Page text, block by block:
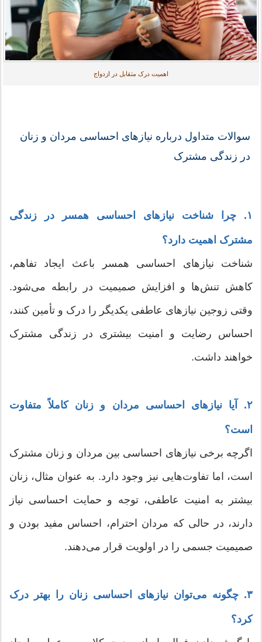
اهمیت درک متقابل در ازدواج
سوالات متداول درباره نیازهای احساسی مردان و زنان
در زندگی مشترک
۱. چرا شناخت نیازهای احساسی همسر در زندگی
مشترک اهمیت دارد؟
شناخت نیازهای احساسی همسر باعث ایجاد تفاهم،
کاهش تنش‌ها و افزایش صمیمیت در رابطه می‌شود.
وقتی زوجین نیازهای عاطفی یکدیگر را درک و تأمین کنند،
احساس رضایت و امنیت بیشتری در زندگی مشترک
خواهند داشت.
۲. آیا نیازهای احساسی مردان و زنان کاملاً متفاوت
است؟
اگرچه برخی نیازهای احساسی بین مردان و زنان مشترک
است، اما تفاوت‌هایی نیز وجود دارد. به عنوان مثال، زنان
بیشتر به امنیت عاطفی، توجه و حمایت احساسی نیاز
دارند، در حالی که مردان احترام، احساس مفید بودن و
صمیمیت جسمی را در اولویت قرار می‌دهند.
۳. چگونه می‌توان نیازهای احساسی زنان را بهتر درک
کرد؟